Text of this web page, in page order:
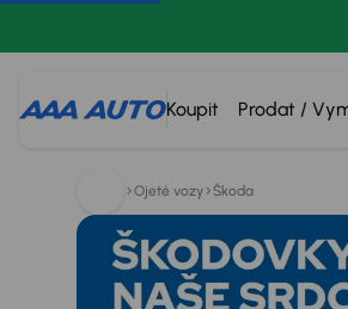
Koupit Prodat /
Hledáte:
Ojeté vozy Škoda